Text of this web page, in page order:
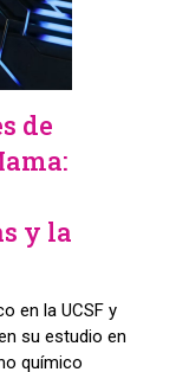
de
y la
en la UCSF y
su estudio en
químico